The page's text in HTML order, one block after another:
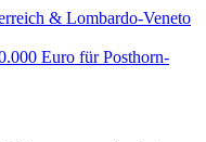
& Lombardo-Veneto
Euro für Posthorn-